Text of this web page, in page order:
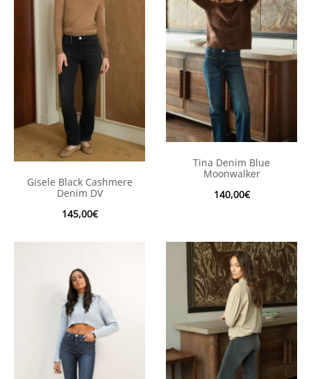
Gisele Black Cashmere
Denim DV
145,00€
Tina Denim Blue
Moonwalker
140,00€